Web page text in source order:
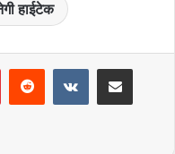
हाईटेक